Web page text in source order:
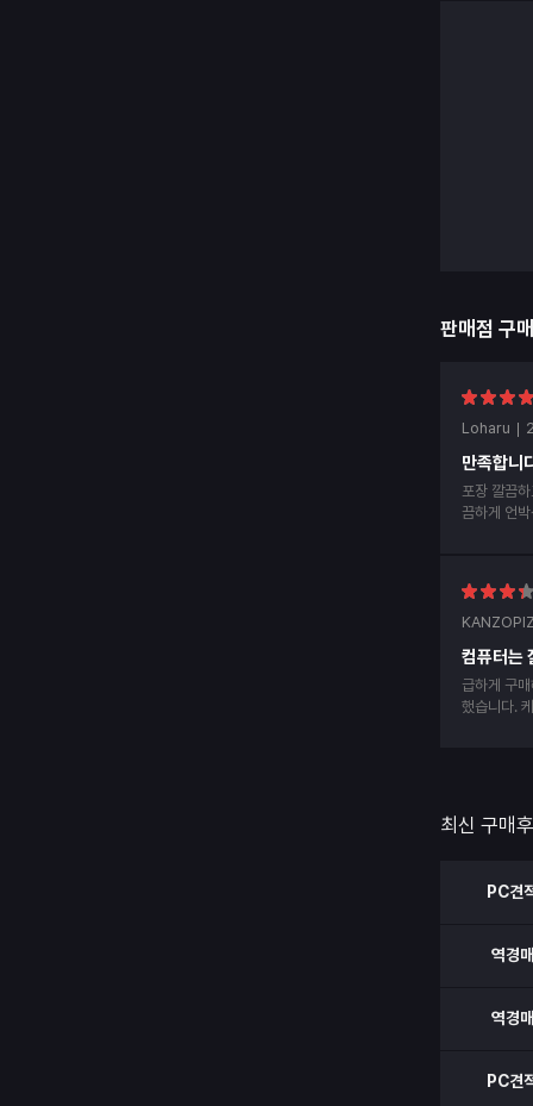
판매점 구
Loharu
만족합니
포장 깔끔
끔하게 언
컴퓨터는
급하게 구
했습니다. 케이스에 hdmi선 부딪혀서 알맞게 안들
최신 구매
PC견
역경매
역경매
PC견